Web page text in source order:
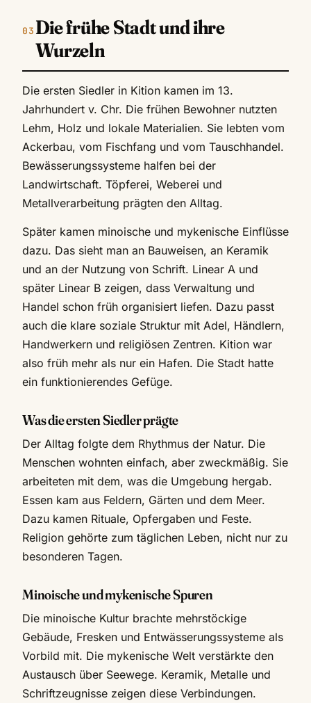
Die frühe Stadt und ihre
Wurzeln
Die ersten Siedler in Kition kamen im 13.
Jahrhundert v. Chr. Die frühen Bewohner nutzten
Lehm, Holz und lokale Materialien. Sie lebten vom
Ackerbau, vom Fischfang und vom Tauschhandel.
Bewässerungssysteme halfen bei der
Landwirtschaft. Töpferei, Weberei und
Metallverarbeitung prägten den Alltag.
Später kamen minoische und mykenische Einflüsse
dazu. Das sieht man an Bauweisen, an Keramik
und an der Nutzung von Schrift. Linear A und
später Linear B zeigen, dass Verwaltung und
Handel schon früh organisiert liefen. Dazu passt
auch die klare soziale Struktur mit Adel, Händlern,
Handwerkern und religiösen Zentren. Kition war
also früh mehr als nur ein Hafen. Die Stadt hatte
ein funktionierendes Gefüge.
Was die ersten Siedler prägte
Der Alltag folgte dem Rhythmus der Natur. Die
Menschen wohnten einfach, aber zweckmäßig. Sie
arbeiteten mit dem, was die Umgebung hergab.
Essen kam aus Feldern, Gärten und dem Meer.
Dazu kamen Rituale, Opfergaben und Feste.
Religion gehörte zum täglichen Leben, nicht nur zu
besonderen Tagen.
Minoische und mykenische Spuren
Die minoische Kultur brachte mehrstöckige
Gebäude, Fresken und Entwässerungssysteme als
Vorbild mit. Die mykenische Welt verstärkte den
Austausch über Seewege. Keramik, Metalle und
Schriftzeugnisse zeigen diese Verbindungen.